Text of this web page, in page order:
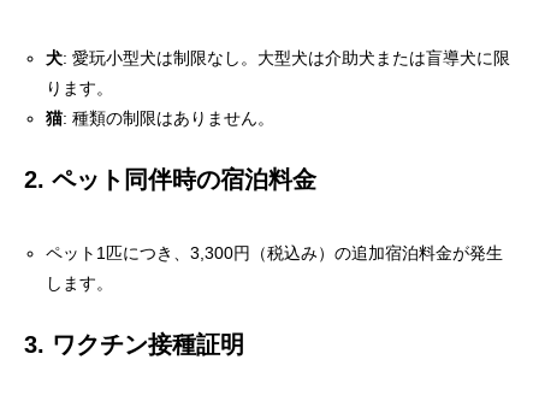
犬: 愛玩小型犬は制限なし。大型犬は介助犬または盲導犬に限
ります。
猫: 種類の制限はありません。
2. ペット同伴時の宿泊料金
ペット1匹につき、3,300円（税込み）の追加宿泊料金が発生
します。
3. ワクチン接種証明